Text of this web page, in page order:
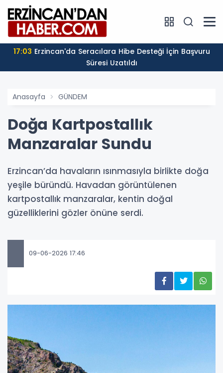
17:03
Süresi Uzatıldı
Anasayfa GÜNDEM
Doğa Kartpostallık
Manzaralar Sundu
Erzincan’da havaların ısınmasıyla birlikte doğa
yeşile büründü. Havadan görüntülenen
kartpostallık manzaralar, kentin doğal
güzelliklerini gözler önüne serdi.
09-06-2026 17:46